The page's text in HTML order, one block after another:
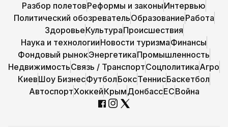
Разбор полетовРеформы и законыИнтервью
Политический обозревательОбразованиеРабота
ЗдоровьеКультураПроисшествия
Наука и технологииНовости туризмаФинансы
Фондовый рынокЭнергетикаПромышленность
НедвижимостьСвязь / ТранспортСоцполитикаАгро
КиевШоу БизнесФутболБоксТеннисБаскетбол
АвтоспортХоккейКрымДонбассЕСВойна